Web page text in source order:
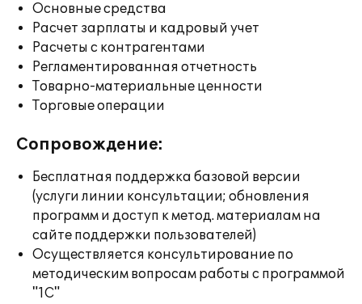
Основные средства
Расчет зарплаты и кадровый учет
Расчеты с контрагентами
Регламентированная отчетность
Товарно-материальные ценности
Торговые операции
Сопровождение:
Бесплатная поддержка базовой версии
(услуги линии консультации; обновления
программ и доступ к метод. материалам на
сайте поддержки пользователей)
Осуществляется консультирование по
методическим вопросам работы с программой
"1С"